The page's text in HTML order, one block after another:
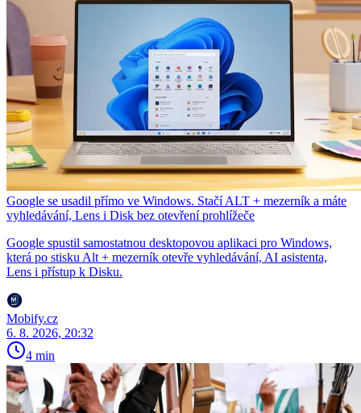
Google se usadil přímo ve Windows. Stačí ALT + mezerník a máte
vyhledávání, Lens i Disk bez otevření prohlížeče
Google spustil samostatnou desktopovou aplikaci pro Windows,
která po stisku Alt + mezerník otevře vyhledávání, AI asistenta,
Lens i přístup k Disku.
Mobify.cz
6. 8. 2026, 20:32
4 min